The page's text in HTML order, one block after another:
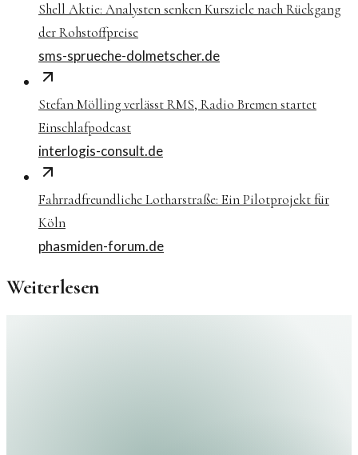
Shell Aktie: Analysten senken Kursziele nach Rückgang
der Rohstoffpreise
sms-sprueche-dolmetscher.de
Stefan Mölling verlässt RMS, Radio Bremen startet
Einschlafpodcast
interlogis-consult.de
Fahrradfreundliche Lotharstraße: Ein Pilotprojekt für
Köln
phasmiden-forum.de
Weiterlesen